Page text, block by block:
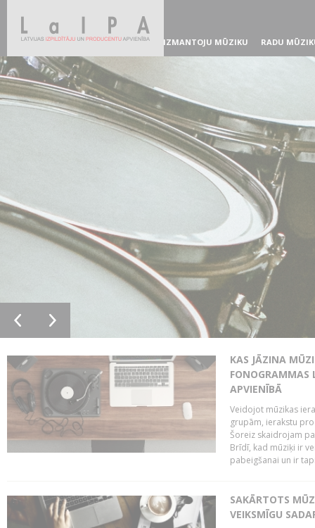
IZMANTOJU MŪZIKU RADU
KAS JĀZINA
FONOGRAMMAS
APVIENĪBĀ
Veidojot mūzikas
grupām, ierakstu
Šoreiz skaidrojam
Brīdī, kad mūziķi ir
pabeigšanai un ir
SAKĀRTOTS
VEIKSMĪGU